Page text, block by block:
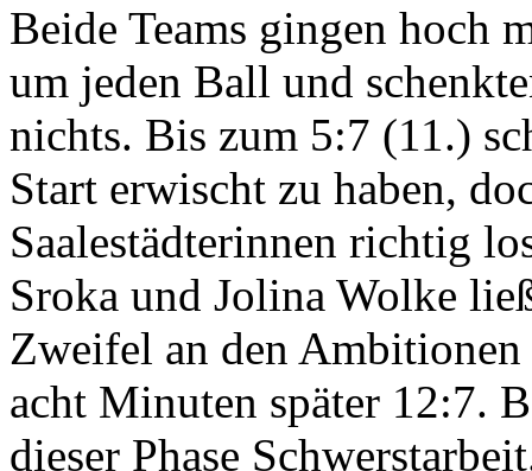
Beide Teams gingen hoch
um jeden Ball und
nichts. Bis zum 5:7 (11.)
Start erwischt zu haben,
Saalestädterinnen richtig
Sroka und Jolina Wolke
Zweifel an den Ambitionen
acht Minuten später 12:7.
dieser Phase